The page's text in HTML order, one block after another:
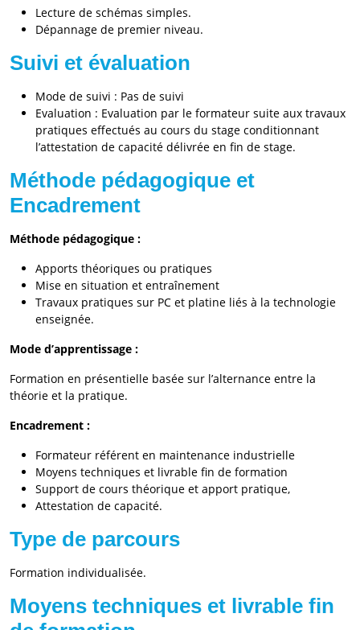
Lecture de schémas simples.
Dépannage de premier niveau.
Suivi et évaluation
Mode de suivi : Pas de suivi
Evaluation : Evaluation par le formateur suite aux travaux
pratiques effectués au cours du stage conditionnant
l’attestation de capacité délivrée en fin de stage.
Méthode pédagogique et
Encadrement
Méthode pédagogique :
Apports théoriques ou pratiques
Mise en situation et entraînement
Travaux pratiques sur PC et platine liés à la technologie
enseignée.
Mode d’apprentissage :
Formation en présentielle basée sur l’alternance entre la
théorie et la pratique.
Encadrement :
Formateur référent en maintenance industrielle
Moyens techniques et livrable fin de formation
Support de cours théorique et apport pratique,
Attestation de capacité.
Type de parcours
Formation individualisée.
Moyens techniques et livrable fin